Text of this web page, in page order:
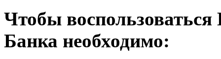
Чтобы
Банка необходимо: